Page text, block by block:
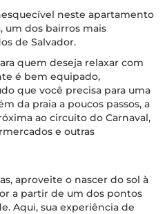
neste apartamento
um dos bairros mais
de Salvador.
quem deseja relaxar com
é bem equipado,
que você precisa para uma
da praia a poucos passos, a
ao circuito do Carnaval,
e outras
aproveite o nascer do sol à
a partir de um dos pontos
Aqui, sua experiência de